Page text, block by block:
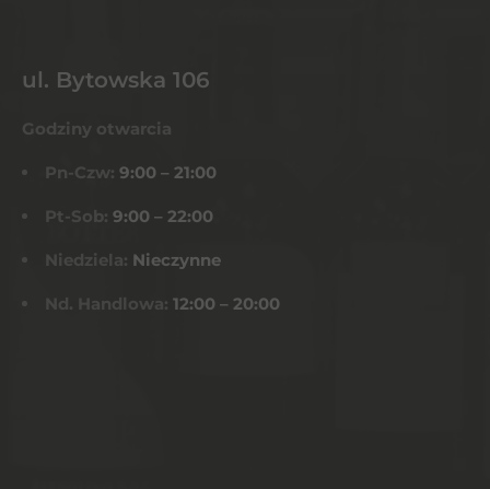
ul. Bytowska 106
Godziny otwarcia
Pn-Czw: 9:00 – 21:00
Pt-Sob: 9:00 – 22:00
Niedziela: Nieczynne
Nd. Handlowa: 12:00 – 20:00